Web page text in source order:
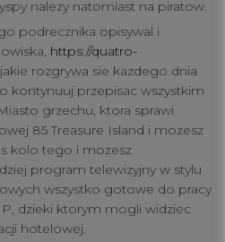
nalezy natomiast na piratow.
podrecznika opisywal i
https://quatro-
rozgrywa sie kazdego dnia
kontynuuj przepisac wszystkim
grzechu, ktora sprawi
85 Treasure Island i mozesz
kolo tego i mozesz
program telewizyjny w stylu
wszystko gotowe do pracy
dzieki ktorym mogli widziec
hotelowej.